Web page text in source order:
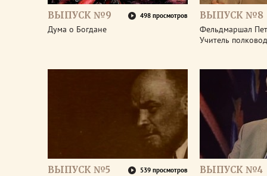
ВЫПУСК №9 498 просмотров
Дума о Богдане
ВЫПУСК №8
Фельдмаршал
Учитель
ВЫПУСК №5 539 просмотров ВЫПУСК №4